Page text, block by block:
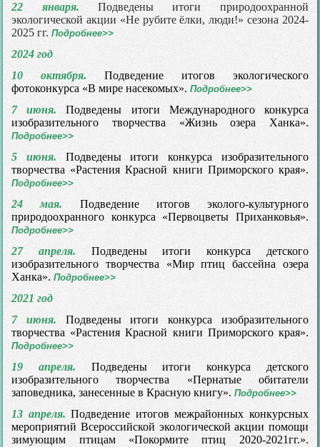
22 января. Подведены итоги природоохранной
экологической акции «Не рубите ёлки, люди!» сезона 2024-
2025 гг.Подробнее>>
2024 год
10 октября. Подведение итогов экологического
фотоконкурса «В мире насекомых».Подробнее>>
7 июня. Подведены итоги Международного конкурса
изобразительного творчества «Жизнь озера Ханка».
Подробнее>>
5 июня. Подведены итоги конкурса изобразительного
творчества «Растения Красной книги Приморского края».
Подробнее>>
24 мая. Подведение итогов эколого-культурного
природоохранного конкурса «Первоцветы Приханковья».
Подробнее>>
27 апреля. Подведены итоги конкурса детского
изобразительного творчества «Мир птиц бассейна озера
Ханка».Подробнее>>
2021 год
7 июня. Подведены итоги конкурса изобразительного
творчества «Растения Красной книги Приморского края».
Подробнее>>
19 апреля. Подведены итоги конкурса детского
изобразительного творчества «Пернатые обитатели
заповедника, занесенные в Красную книгу».Подробнее>>
13 апреля. Подведение итогов межрайонных конкурсных
мероприятий Всероссийской экологической акции помощи
зимующим птицам «Покормите птиц 2020-2021гг.».